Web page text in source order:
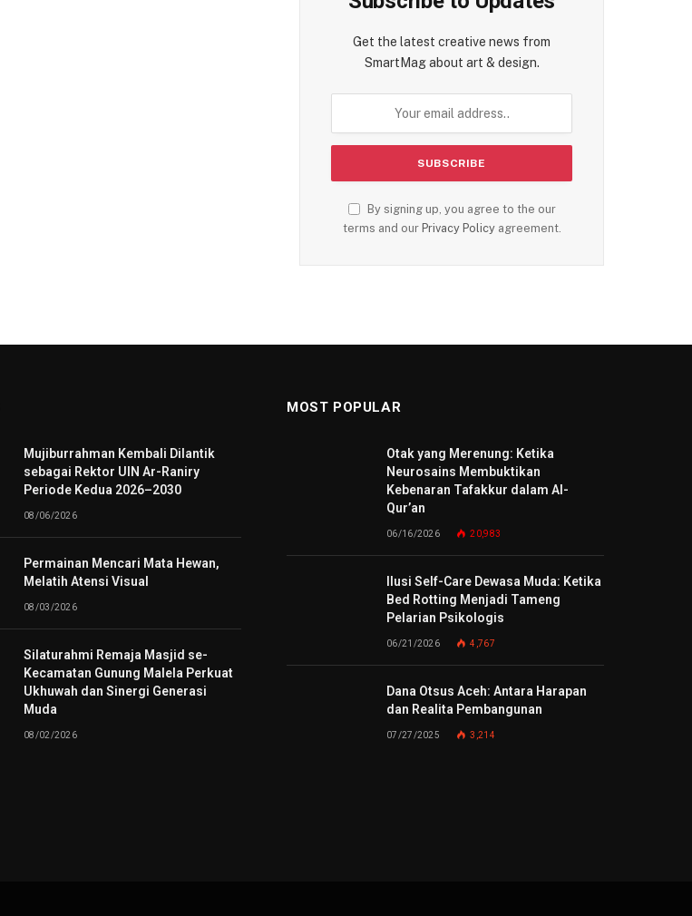
Get the latest creative news from
SmartMag about art & design.
By signing up, you agree to the our
terms and our Privacy Policyagreement.
Mujiburrahman Kembali Dilantik
sebagai Rektor UIN Ar-Raniry
Periode Kedua 2026–2030
08/06/2026
Permainan Mencari Mata Hewan,
Melatih Atensi Visual
08/03/2026
Silaturahmi Remaja Masjid se-
Kecamatan Gunung Malela Perkuat
Ukhuwah dan Sinergi Generasi
Muda
08/02/2026
MOST POPULAR
Otak yang Merenung: Ketika
Neurosains Membuktikan
Kebenaran Tafakkur dalam Al-
Qur’an
06/16/2026 20,983
Ilusi Self-Care Dewasa Muda: Ketika
Bed Rotting Menjadi Tameng
Pelarian Psikologis
06/21/2026 4,767
Dana Otsus Aceh: Antara Harapan
dan Realita Pembangunan
07/27/2025 3,214